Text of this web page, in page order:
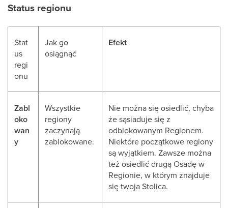
Status regionu
Stat
us
regi
onu
Jak go
osiągnąć
Efekt
Zabl
oko
wan
y
Wszystkie
regiony
zaczynają
zablokowane.
Nie można się osiedlić, chyba
że sąsiaduje się z
odblokowanym Regionem.
Niektóre początkowe regiony
są wyjątkiem. Zawsze można
też osiedlić drugą Osadę w
Regionie, w którym znajduje
się twoja Stolica.